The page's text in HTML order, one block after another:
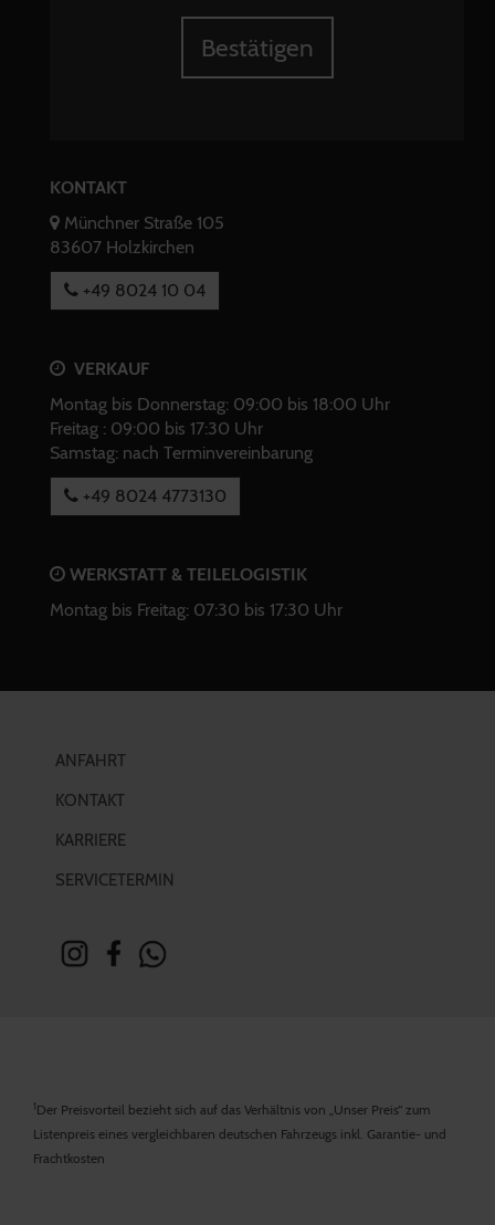
Bestätigen
KONTAKT
Münchner Straße 105
83607 Holzkirchen
+49 8024 10 04
VERKAUF
Montag bis Donnerstag: 09:00 bis 18:00 Uhr
Freitag : 09:00 bis 17:30 Uhr
Samstag: nach Terminvereinbarung
+49 8024 4773130
WERKSTATT & TEILELOGISTIK
Montag bis Freitag: 07:30 bis 17:30 Uhr
ANFAHRT
KONTAKT
KARRIERE
SERVICETERMIN
1Der Preisvorteil bezieht sich auf das Verhältnis von „Unser Preis“ zum
Listenpreis eines vergleichbaren deutschen Fahrzeugs inkl. Garantie- und
Frachtkosten